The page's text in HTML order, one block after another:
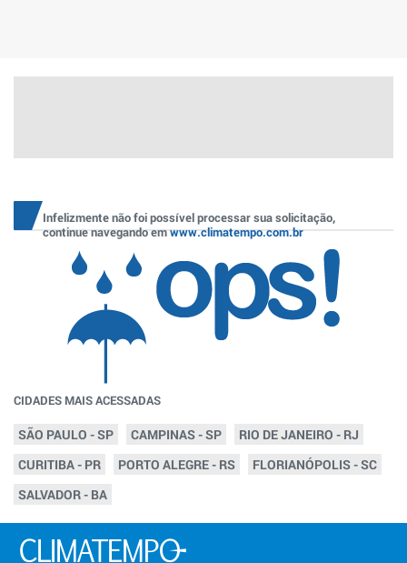
Infelizmente não foi possível processar sua solicitação,
continue navegando emwww.climatempo.com.br
CIDADES MAIS ACESSADAS
SÃO PAULO - SP CAMPINAS - SP
RIO DE JANEIRO - RJ
CURITIBA - PR
PORTO ALEGRE - RS
FLORIANÓPOLIS - SC
SALVADOR - BA